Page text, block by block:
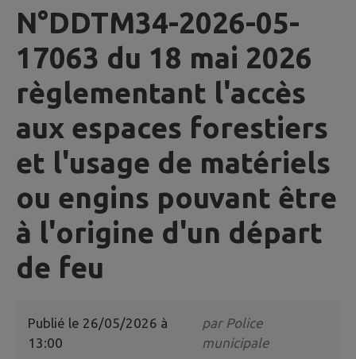
N°DDTM34-2026-05-
17063 du 18 mai 2026
règlementant l'accès
aux espaces forestiers
et l'usage de matériels
ou engins pouvant être
à l'origine d'un départ
de feu
Publié le 26/05/2026 à
13:00
par Police
municipale